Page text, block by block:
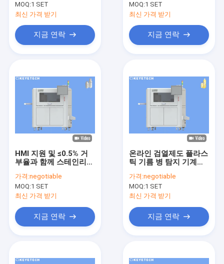
MOQ:1 SET
최신 가격 받기
지금 연락
MOQ:1 SET
최신 가격 받기
지금 연락
HMI 지원 및 ≤0.5% 거
부율과 함께 스테인리스
가격:negotiable
MOQ:1 SET
최신 가격 받기
지금 연락
온라인 검열제도 플라스
틱 기름 병 탐지 기계
가격:negotiable
MOQ:1 SET
최신 가격 받기
지금 연락